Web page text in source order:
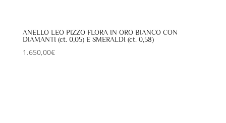
ANELLO LEO PIZZO FLORA IN ORO BIANCO CON
DIAMANTI (ct. 0,05) E SMERALDI (ct. 0,58)
1.650,00€